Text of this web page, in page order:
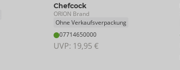
Chefcock
ORION Brand
Ohne Verkaufsverpackung
07714650000
UVP: 19,95 €